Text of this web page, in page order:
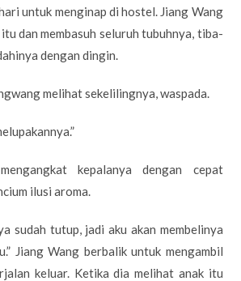
untuk menginap di hostel. Jiang Wang
dan membasuh seluruh tubuhnya, tiba-
dengan dingin.
melihat sekelilingnya, waspada.
kepalanya dengan cepat
ilusi aroma.
sudah tutup, jadi aku akan membelinya
Jiang Wang berbalik untuk mengambil
keluar. Ketika dia melihat anak itu